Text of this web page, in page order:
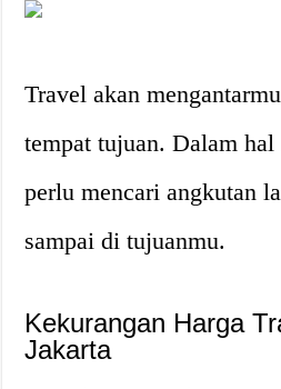
Travel akan
tempat tujuan. Dalam
perlu mencari angkutan
sampai di tujuanmu.
Kekurangan Harga
Jakarta